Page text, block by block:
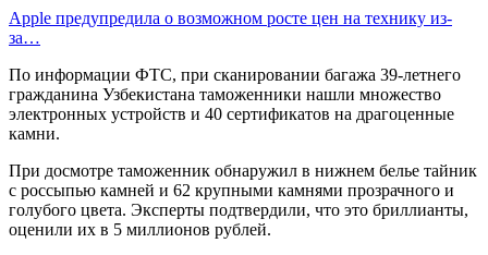
Apple предупредила о возможном росте цен на технику из-
за…
По информации ФТС, при сканировании багажа 39-летнего
гражданина Узбекистана таможенники нашли множество
электронных устройств и 40 сертификатов на драгоценные
камни.
При досмотре таможенник обнаружил в нижнем белье тайник
с россыпью камней и 62 крупными камнями прозрачного и
голубого цвета. Эксперты подтвердили, что это бриллианты,
оценили их в 5 миллионов рублей.